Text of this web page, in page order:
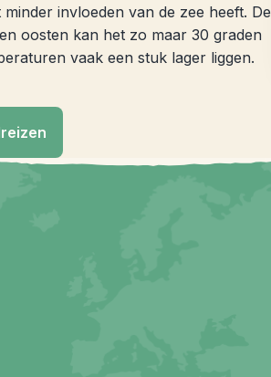
invloeden van de zee heeft. De
oosten kan het zo maar 30 graden
vaak een stuk lager liggen.